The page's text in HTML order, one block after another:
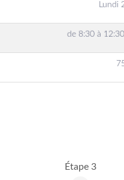
Lundi
de 8:30 à
Étape 3